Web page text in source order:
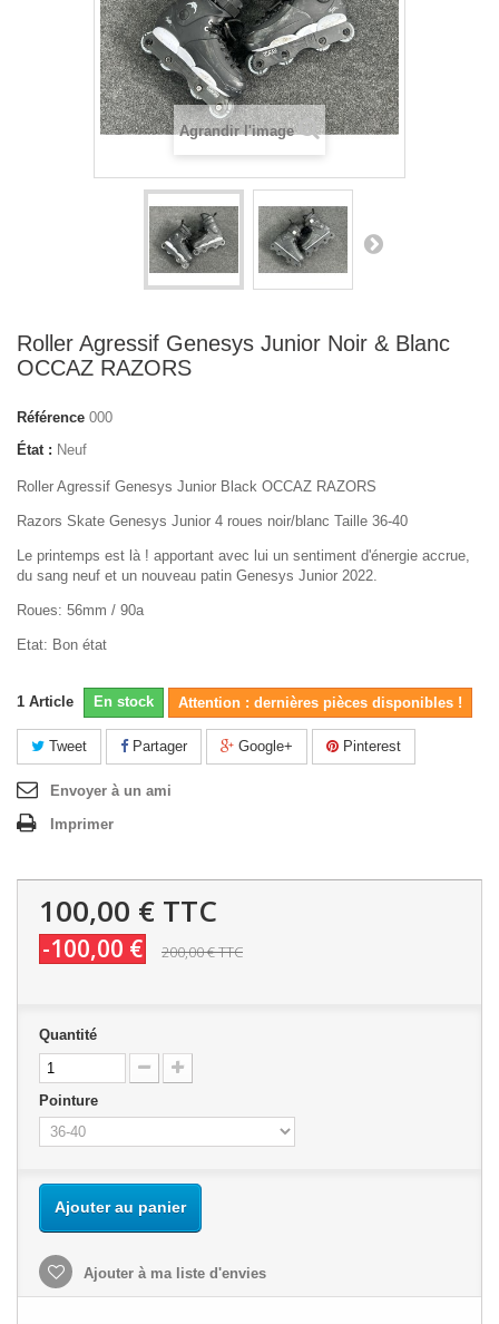
Agrandir l'image
Roller Agressif Genesys Junior Noir & Blanc
OCCAZ RAZORS
Référence 000
État : Neuf
Roller Agressif Genesys Junior Black OCCAZ RAZORS
Razors Skate Genesys Junior 4 roues noir/blanc Taille 36-40
Le printemps est là ! apportant avec lui un sentiment d'énergie accrue,
du sang neuf et un nouveau patin Genesys Junior 2022.
Roues: 56mm / 90a
Etat: Bon état
1 Article En stock Attention : dernières pièces disponibles !
Tweet Partager Google+ Pinterest
Envoyer à un ami
Imprimer
100,00 € TTC
-100,00 € 200,00 €TTC
Quantité
Pointure
Ajouter au panier
Ajouter à ma liste d'envies